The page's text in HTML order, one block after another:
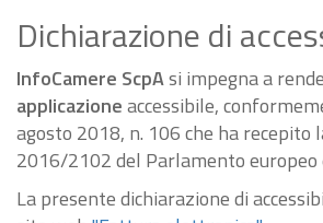
Dichiarazione di
InfoCamere ScpAsi impegna a
applicazioneaccessibile,
agosto 2018, n. 106 che ha recepito
2016/2102 del Parlamento europeo
La presente dichiarazione di